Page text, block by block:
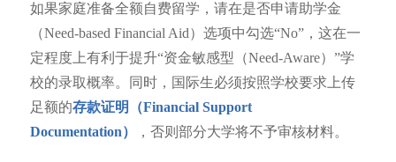
如果家庭准备全额自费留学，请在是否申请助学金
（Need-based Financial Aid）选项中勾选“No”，这在一
定程度上有利于提升“资金敏感型（Need-Aware）”学
校的录取概率。同时，国际生必须按照学校要求上传
足额的存款证明（Financial Support
Documentation）
，否则部分大学将不予审核材料。